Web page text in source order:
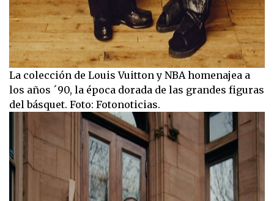
La colección de Louis Vuitton y NBA homenajea a
los años ´90, la época dorada de las grandes figuras
del básquet. Foto: Fotonoticias.